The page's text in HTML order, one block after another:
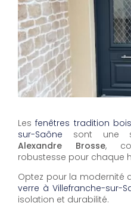
Lesfenêtres tradition
sur-Saône sont une
Alexandre Brosse,
robustesse pour chaque
Optez pour la modernité
verre à Villefranche-sur-
isolation et durabilité.